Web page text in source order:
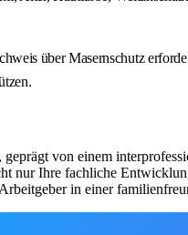
über Masernschutz
von einem
Ihre fachliche
in einer